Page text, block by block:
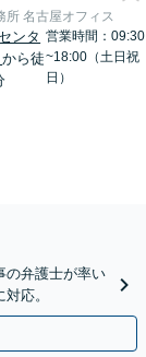
所 名古屋オフィス
ンタ
から徒
営業時間：09:30
~18:00（土日祝
日）
の弁護士が率い
応。